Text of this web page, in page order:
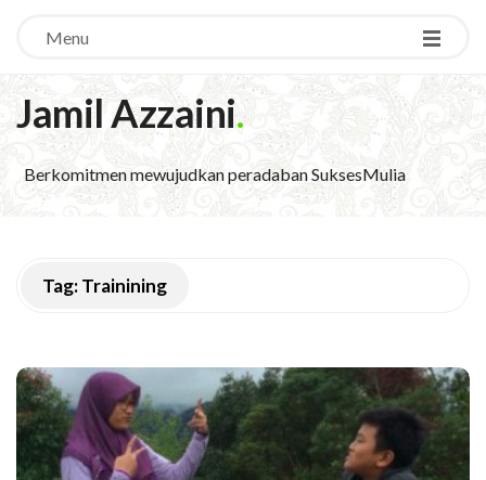
Menu
Jamil Azzaini.
Berkomitmen mewujudkan peradaban SuksesMulia
Tag:Trainining